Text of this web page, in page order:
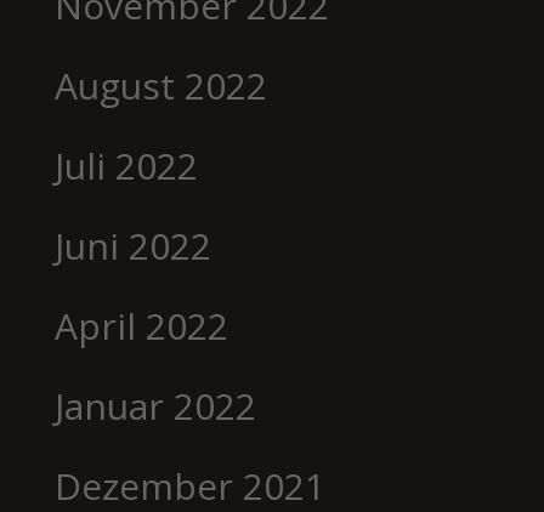
August 2022
Juli 2022
Juni 2022
April 2022
Januar 2022
Dezember 2021